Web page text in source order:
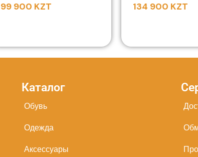
99 900 KZT 134 900 KZT
Каталог
Обувь
Одежда
Аксессуары